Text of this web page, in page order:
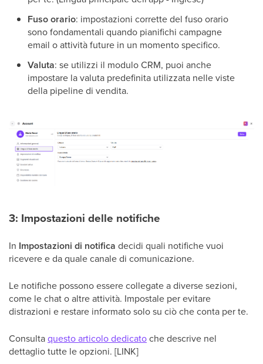
Fuso orario: impostazioni corrette del fuso orario
sono fondamentali quando pianifichi campagne
email o attività future in un momento specifico.
Valuta: se utilizzi il modulo CRM, puoi anche
impostare la valuta predefinita utilizzata nelle viste
della pipeline di vendita.
3: Impostazioni delle notifiche
In Impostazioni di notifica decidi quali notifiche vuoi
ricevere e da quale canale di comunicazione.
Le notifiche possono essere collegate a diverse sezioni,
come le chat o altre attività. Impostale per evitare
distrazioni e restare informato solo su ciò che conta per te.
Consultaquesto articolo dedicatoche descrive nel
dettaglio tutte le opzioni. [LINK]